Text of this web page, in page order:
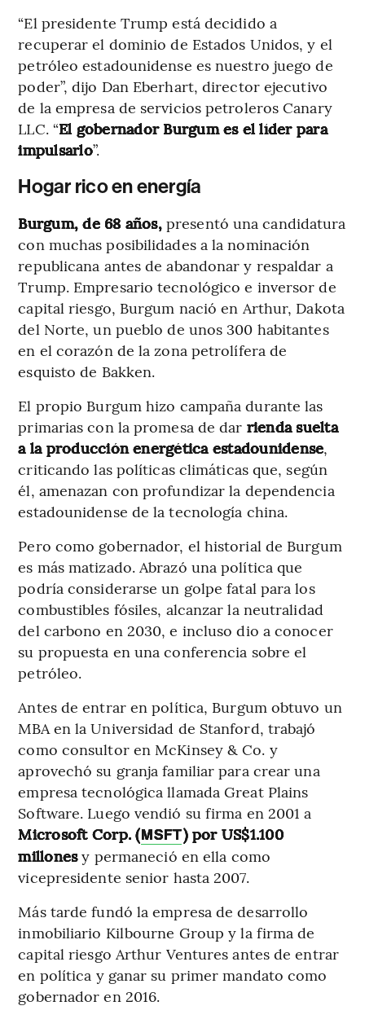
“El presidente Trump está decidido a
recuperar el dominio de Estados Unidos, y el
petróleo estadounidense es nuestro juego de
poder”, dijo Dan Eberhart, director ejecutivo
de la empresa de servicios petroleros Canary
LLC. “El gobernador Burgum es el líder para
impulsarlo”.
Hogar rico en energía
Burgum, de 68 años,presentó una candidatura
con muchas posibilidades a la nominación
republicana antes de abandonar y respaldar a
Trump. Empresario tecnológico e inversor de
capital riesgo, Burgum nació en Arthur, Dakota
del Norte, un pueblo de unos 300 habitantes
en el corazón de la zona petrolífera de
esquisto de Bakken.
El propio Burgum hizo campaña durante las
primarias con la promesa de dar rienda suelta
a la producción energética estadounidense,
criticando las políticas climáticas que, según
él, amenazan con profundizar la dependencia
estadounidense de la tecnología china.
Pero como gobernador, el historial de Burgum
es más matizado. Abrazó una política que
podría considerarse un golpe fatal para los
combustibles fósiles, alcanzar la neutralidad
del carbono en 2030, e incluso dio a conocer
su propuesta en una conferencia sobre el
petróleo.
Antes de entrar en política, Burgum obtuvo un
MBA en la Universidad de Stanford, trabajó
como consultor en McKinsey & Co. y
aprovechó su granja familiar para crear una
empresa tecnológica llamada Great Plains
Software. Luego vendió su firma en 2001 a
Microsoft Corp. (MSFT) por US$1.100
millonesy permaneció en ella como
vicepresidente senior hasta 2007.
Más tarde fundó la empresa de desarrollo
inmobiliario Kilbourne Group y la firma de
capital riesgo Arthur Ventures antes de entrar
en política y ganar su primer mandato como
gobernador en 2016.